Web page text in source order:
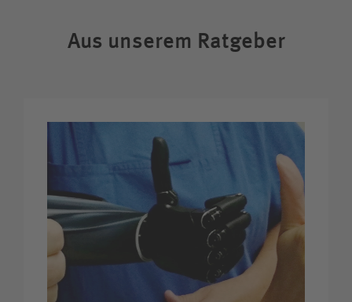
Aus unserem Ratgeber